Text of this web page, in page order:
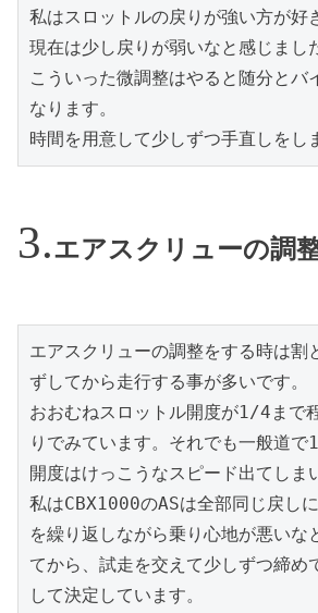
私はスロットルの戻りが強い方が好
現在は少し戻りが弱いなと感じまし
こういった微調整はやると随分とバ
なります。
時間を用意して少しずつ手直しをし
エアスクリューの調
エアスクリューの調整をする時は割
ずしてから走行する事が多いです。
おおむねスロットル開度が1/4まで
りでみています。それでも一般道
開度はけっこうなスピード出てしま
私はCBX1000のASは全部同じ戻し
を繰り返しながら乗り心地が悪いな
てから、試走を交えて少しずつ締め
して決定しています。